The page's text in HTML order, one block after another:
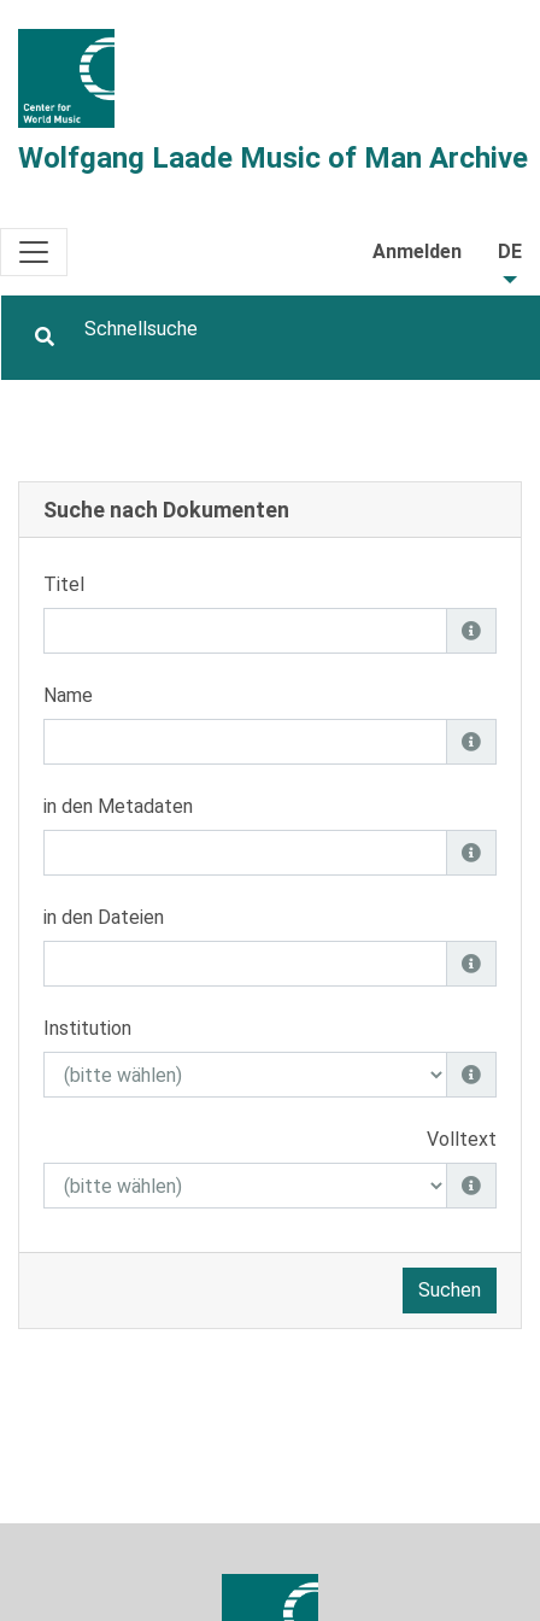
Wolfgang Laade Music of Man Archive
Anmelden DE
Suche nach Dokumenten
Titel
Name
in den Metadaten
in den Dateien
Institution
Volltext
Suchen